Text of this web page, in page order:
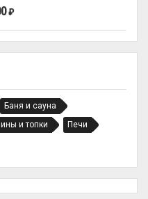
Баня и сауна
и топки
Печи
₽